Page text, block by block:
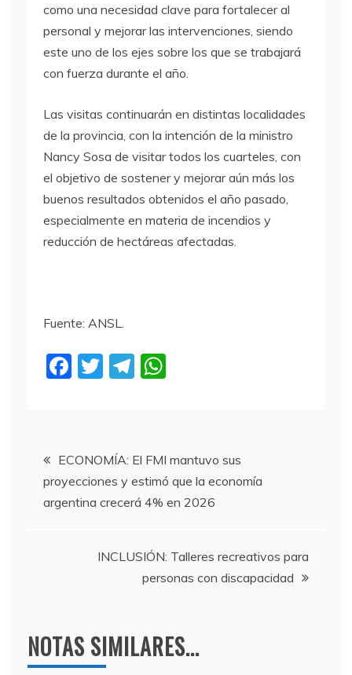
como una necesidad clave para fortalecer al
personal y mejorar las intervenciones, siendo
este uno de los ejes sobre los que se trabajará
con fuerza durante el año.
Las visitas continuarán en distintas localidades
de la provincia, con la intención de la ministro
Nancy Sosa de visitar todos los cuarteles, con
el objetivo de sostener y mejorar aún más los
buenos resultados obtenidos el año pasado,
especialmente en materia de incendios y
reducción de hectáreas afectadas.
Fuente: ANSL.
F
b
o
o
T
T
a
m
A
p
p
Navegación
de
ECONOMÍA: El FMI mantuvo sus
proyecciones y estimó que la economía
argentina crecerá 4% en 2026
INCLUSIÓN: Talleres recreativos para
personas con discapacidad
NOTAS SIMILARES...